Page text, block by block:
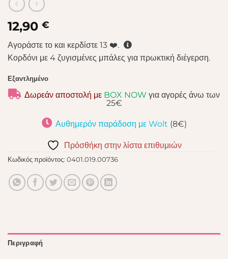
12,90 €
Αγοράστε το και κερδίστε 13 ❤️.
Κορδόνι με 4 ζυγισμένες μπάλες για πρωκτική διέγερση.
Εξαντλημένο
Δωρεάν αποστολή με BOX NOW για αγορές άνω των
25€
Αυθημερόν παράδοση με Wolt (8€)
Πρόσθήκη στην λίστα επιθυμιών
Κωδικός προϊόντος: 0401.019.00736
Περιγραφή